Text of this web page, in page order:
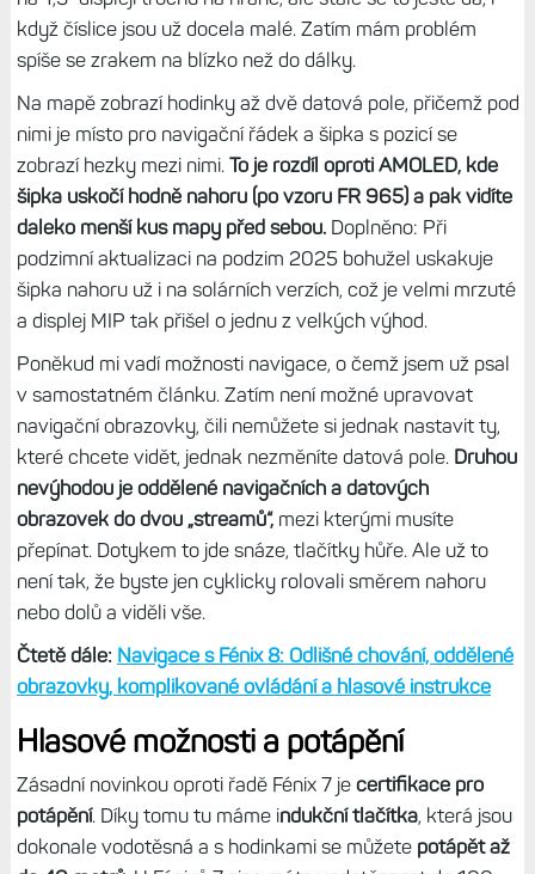
zvládají a je to super, protože šestice datových polí je
prostě málo. Zejména rozložení s jedním centrálním polem
je parádní.
Pokud vám jde o to, zobrazit při aktivitě více polí než šest,
už nemusíte pokukovat po velkých Fénixech nebo
modelech s AMOLED (mimochodem, Epixy to umí
odpradávna), ale vystačíte si právě s F8 Solar 47 mm.
přiznávám, že kdybych nechtěl větší displej kvůli mapě,
tak by mi asi tyto hodinky vlastně stačily.Osm polí je sice
na 1,3“ displeji trochu na hraně, ale stále se to ještě dá, i
když číslice jsou už docela malé. Zatím mám problém
spíše se zrakem na blízko než do dálky.
Na mapě zobrazí hodinky až dvě datová pole, přičemž pod
nimi je místo pro navigační řádek a šipka s pozicí se
zobrazí hezky mezi nimi.
To je rozdíl oproti AMOLED, kde
šipka uskočí hodně nahoru (po vzoru FR 965) a pak vidíte
daleko menší kus mapy před sebou.Doplněno: Při
podzimní aktualizaci na podzim 2025 bohužel uskakuje
šipka nahoru už i na solárních verzích, což je velmi mrzuté
Poněkud mi vadí možnosti navigace, o čemž jsem už psal
v samostatném článku. Zatím není možné upravovat
navigační obrazovky, čili nemůžete si jednak nastavit ty,
které chcete vidět, jednak nezměníte datová pole.
nevýhodou je oddělené navigačních a datových
obrazovek do dvou „streamů“, mezi kterými musíte
přepínat. Dotykem to jde snáze, tlačítky hůře. Ale už to